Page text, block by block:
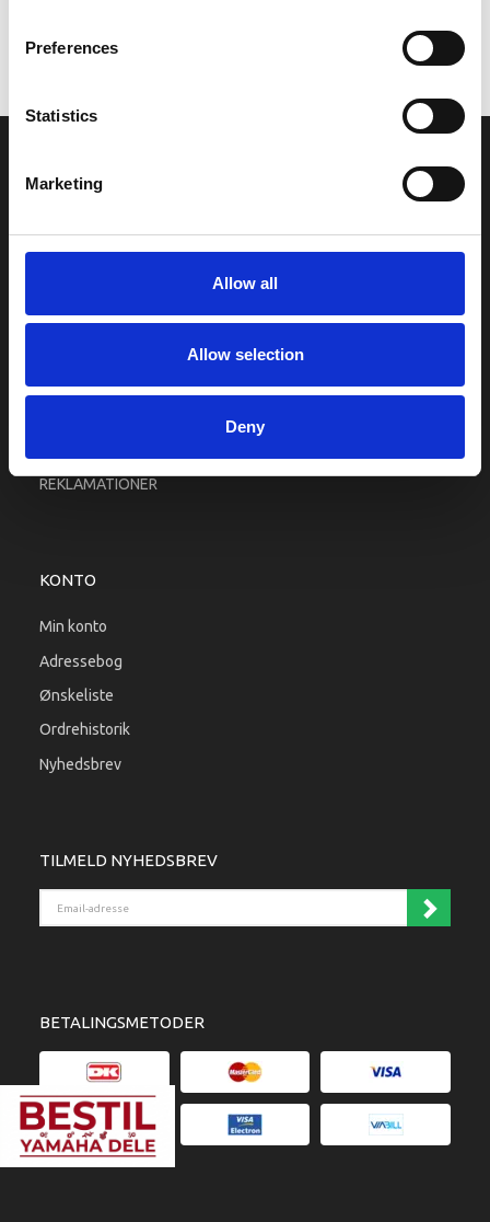
Preferences
Statistics
Marketing
Allow all
Allow selection
Deny
Vi oplever i øjeblikket store og hyppige prisændringer i markedet.
Derfor kan der i enkelte tilfælde være produkter, som ikke kan
INFORMATIONER
Fragt og levering
Betingelser & Vilkår
Købsgaranti
REKLAMATIONER
KONTO
Min konto
Adressebog
Ønskeliste
Ordrehistorik
Nyhedsbrev
TILMELD NYHEDSBREV
BETALINGSMETODER